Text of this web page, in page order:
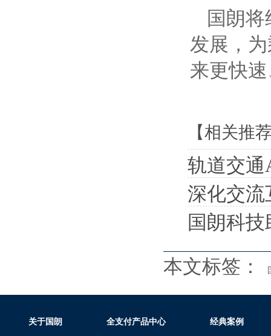
国朗
发展，
来更快
【相关推
轨道交通
深化交流互
国朗科技
本文标签：
关于国朗 全支付产品中心 经典案例